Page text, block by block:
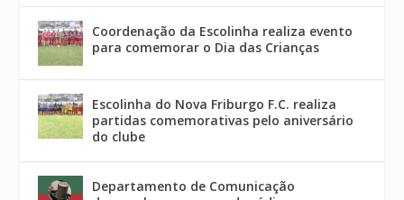
Coordenação da Escolinha realiza evento
para comemorar o Dia das Crianças
Escolinha do Nova Friburgo F.C. realiza
partidas comemorativas pelo aniversário
do clube
Departamento de Comunicação